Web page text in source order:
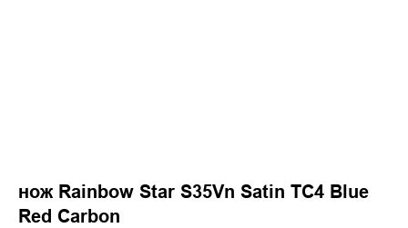
нож Rainbow Star S35Vn Satin TC4 Blue
Red Carbon